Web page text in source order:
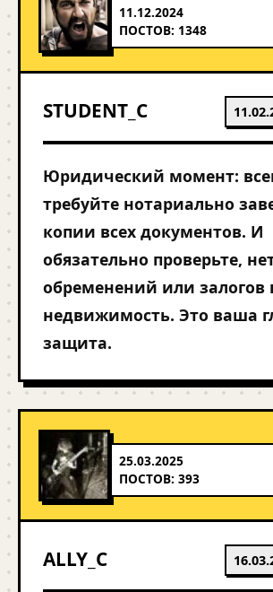
11.12.2024
ПОСТОВ: 1348
STUDENT_C
Юридический момент:
требуйте нотариально
копии всех документов. И
обязательно проверьте,
обременений или залогов
недвижимость. Это ваша
защита.
25.03.2025
ПОСТОВ: 393
ALLY_C